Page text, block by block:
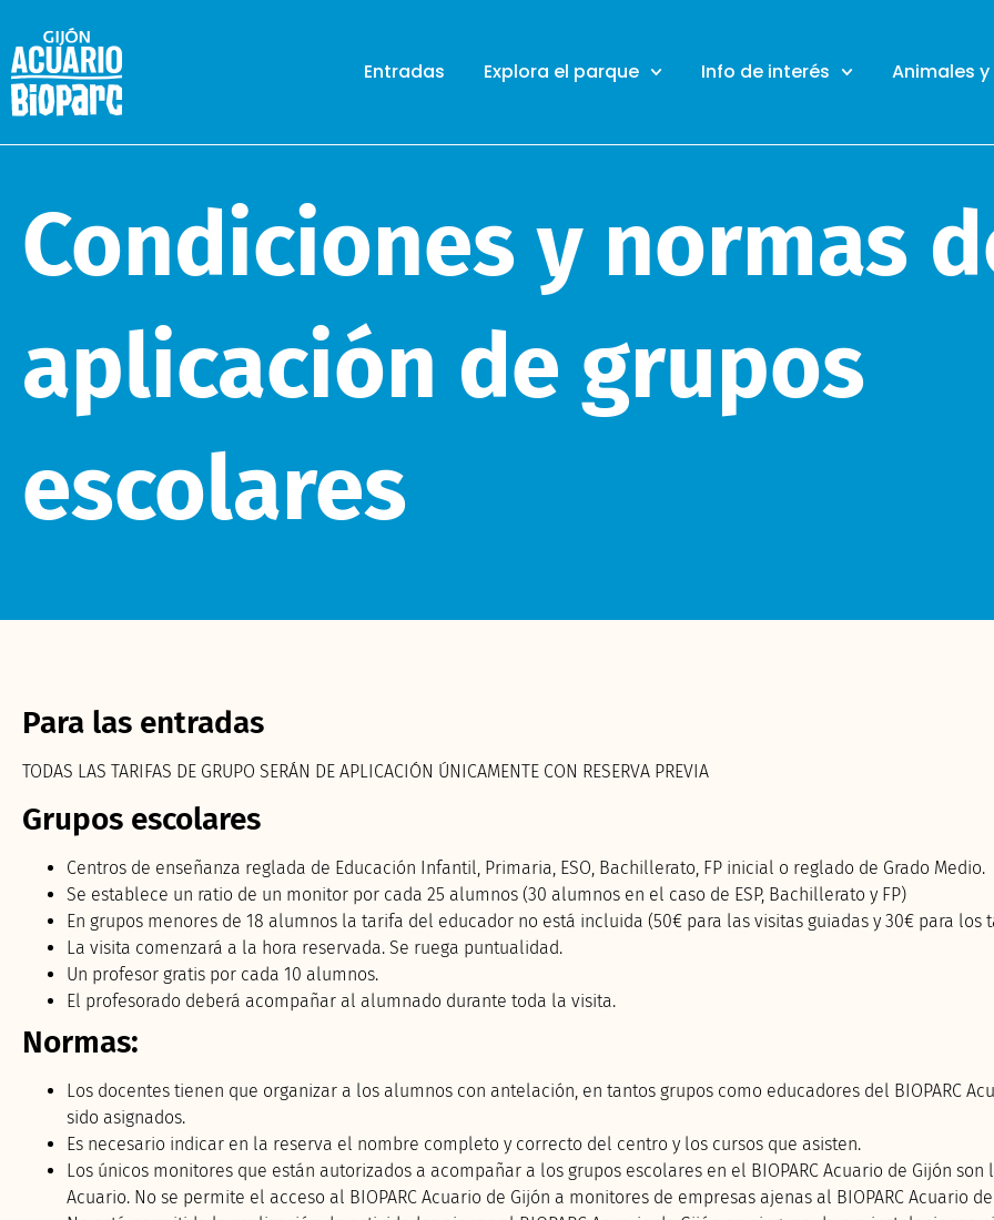
Entradas Explora el parque Info de interés Animales
Condiciones y normas
aplicación de grupos
escolares
Para las entradas
TODAS LAS TARIFAS DE GRUPO SERÁN DE APLICACIÓN ÚNICAMENTE CON RESERVA PREVIA
Grupos escolares
Centros de enseñanza reglada de Educación Infantil, Primaria, ESO, Bachillerato, FP inicial o reglado de Grado Medio.
Se establece un ratio de un monitor por cada 25 alumnos (30 alumnos en el caso de ESP, Bachillerato y FP)
En grupos menores de 18 alumnos la tarifa del educador no está incluida (50€ para las visitas guiadas y 30€ para los
La visita comenzará a la hora reservada. Se ruega puntualidad.
Un profesor gratis por cada 10 alumnos.
El profesorado deberá acompañar al alumnado durante toda la visita.
Normas:
Los docentes tienen que organizar a los alumnos con antelación, en tantos grupos como educadores del BIOPARC
sido asignados.
Es necesario indicar en la reserva el nombre completo y correcto del centro y los cursos que asisten.
Los únicos monitores que están autorizados a acompañar a los grupos escolares en el BIOPARC Acuario de Gijón
Acuario. No se permite el acceso al BIOPARC Acuario de Gijón a monitores de empresas ajenas al BIOPARC Acuario